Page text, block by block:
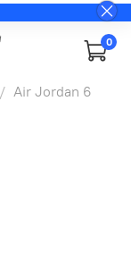
0
Air Jordan 6